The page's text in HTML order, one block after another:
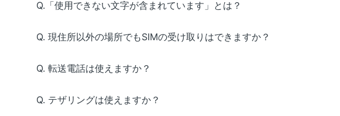
Q.「使用できない文字が含まれています」とは？
Q. 現住所以外の場所でもSIMの受け取りはできますか？
Q. 転送電話は使えますか？
Q. テザリングは使えますか？